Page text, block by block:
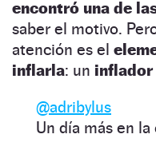
encontró una de
saber el motivo.
atención es el
inflarla: un
@adribylus
Un día más en la